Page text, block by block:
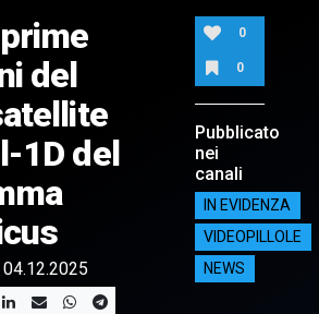
del
1D del
04.12.2025
0
0
Pubblicato
nei
canali
IN EVIDENZA
VIDEOPILLOLE
NEWS